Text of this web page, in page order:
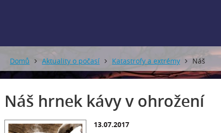
Domů Aktuality o počasí Katastrofy a extrémy Náš
hrnek kávy v ohrožení
Náš hrnek kávy v ohrožení
13.07.2017